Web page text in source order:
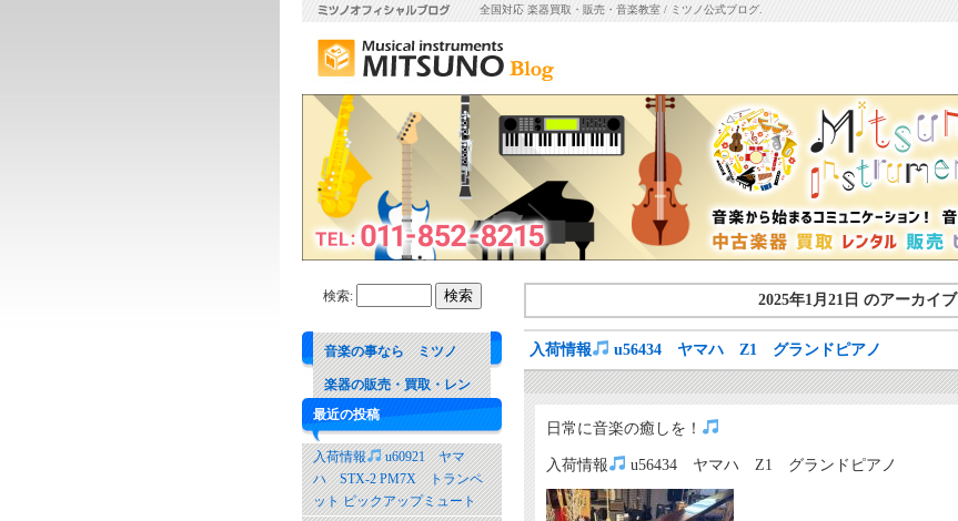
全国対応 楽器買取・販売・音楽教室 / ミツノ公式ブログ.
2025年1月21日 のアーカイブ
入荷情報 u56434 ヤマハ Z1 グランドピアノ
日常に音楽の癒しを！
入荷情報 u56434 ヤマハ Z1 グランドピアノ
検索:
音楽の事なら ミツノ
楽器の販売・買取・レン
タル 音楽教室
最近の投稿
入荷情報
u60921 ヤマ
ハ STX-2 PM7X トランペ
ット ピックアップミュート